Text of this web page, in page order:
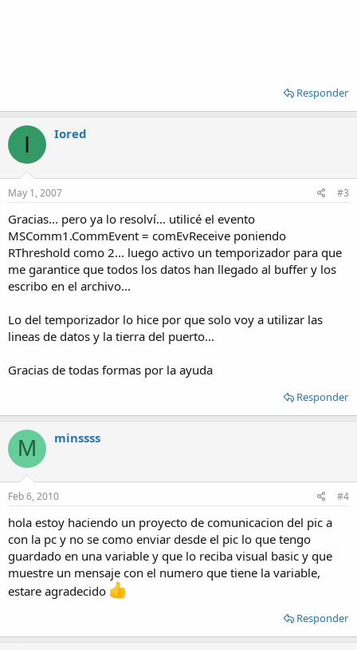
Responder
I Iored
May 1, 2007 #3
Gracias... pero ya lo resolví... utilicé el evento
MSComm1.CommEvent = comEvReceive poniendo
RThreshold como 2... luego activo un temporizador para que
me garantice que todos los datos han llegado al buffer y los
escribo en el archivo...
Lo del temporizador lo hice por que solo voy a utilizar las
lineas de datos y la tierra del puerto...
Gracias de todas formas por la ayuda
Responder
M minssss
Feb 6, 2010 #4
hola estoy haciendo un proyecto de comunicacion del pic a
con la pc y no se como enviar desde el pic lo que tengo
guardado en una variable y que lo reciba visual basic y que
muestre un mensaje con el numero que tiene la variable,
estare agradecido
Responder